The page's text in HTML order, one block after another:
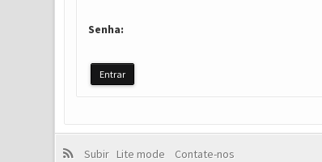
Senha:
Subir Lite mode
Contate-nos